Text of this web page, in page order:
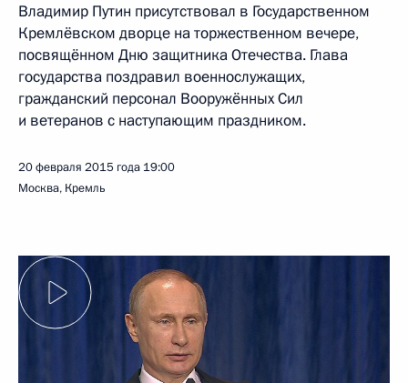
Владимир Путин присутствовал в Государственном
Кремлёвском дворце на торжественном вечере,
посвящённом Дню защитника Отечества. Глава
государства поздравил военнослужащих,
гражданский персонал Вооружённых Сил
и ветеранов с наступающим праздником.
20 февраля 2015 года 19:00
Москва, Кремль